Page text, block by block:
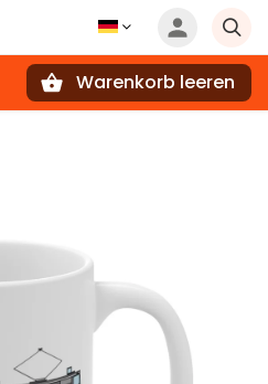
Warenkorb leeren